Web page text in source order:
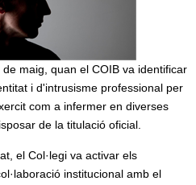
maig, quan el COIB va identificar
i d'intrusisme professional per
com a infermer en diverses
de la titulació oficial.
el Col·legi va activar els
institucional amb el